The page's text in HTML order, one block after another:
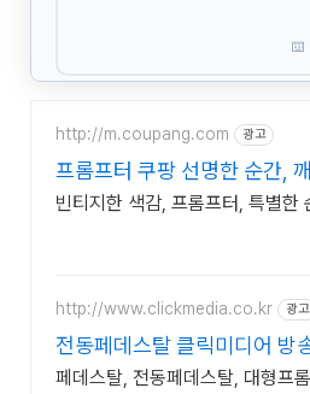
⌨️
http://m.coupang.com 광고
프롬프터 쿠팡 선명한 순간,
빈티지한 색감, 프롬프터, 특별한
http://www.clickmedia.co.kr 광고
전동페데스탈 클릭미디어 방
페데스탈, 전동페데스탈, 대형프